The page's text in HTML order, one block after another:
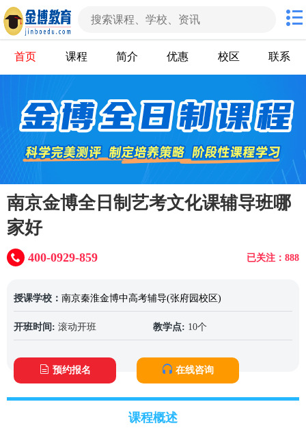
首页 课程 简介 优惠 校区 联系
南京金博全日制艺考文化课辅导班哪
家好
已关注：888
400-0929-859
授课学校： 南京秦淮金博中高考辅导(张府园校区)
开班时间: 滚动开班 教学点: 10个
预约报名 在线咨询
课程概述